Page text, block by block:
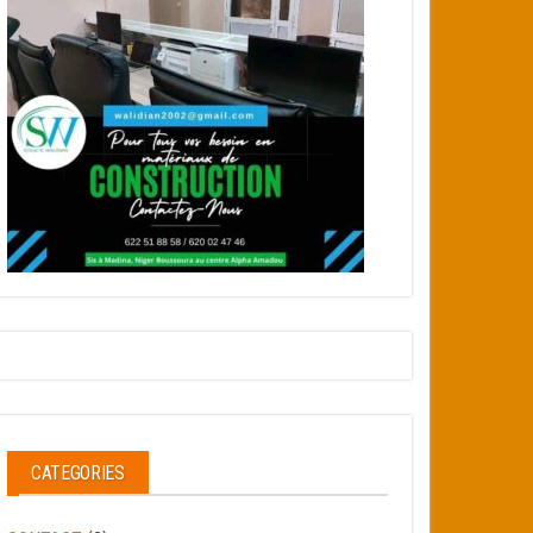
CATEGORIES